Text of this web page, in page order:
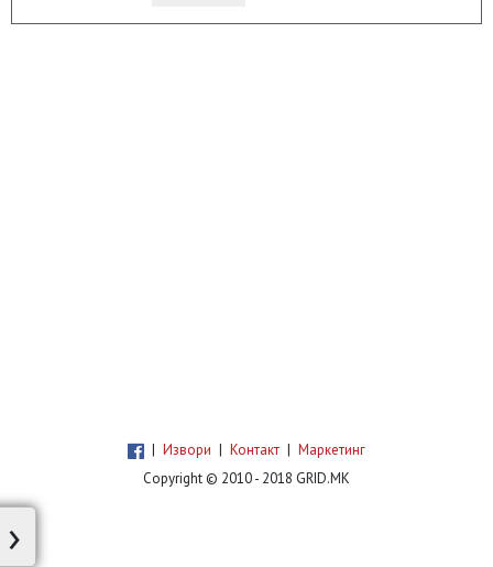
| Извори | Контакт | Маркетинг
Copyright © 2010 - 2018 GRID.MK
›